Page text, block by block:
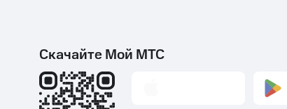
Скачайте Мой МТС